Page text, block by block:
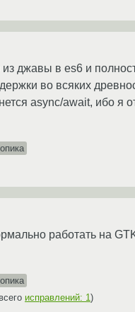
джавы в es6 и
во всяких
async/await, ибо я
работать на
исправлений: 1 )